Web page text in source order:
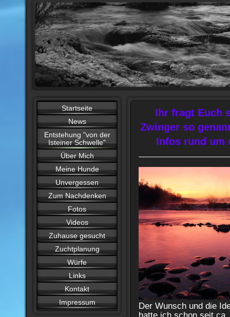
Startseite
News
Entstehung "von der
Isteiner Schwelle"
Über Mich
Meine Hunde
Unvergessen
Zum Nachdenken
Fotos
Videos
Zuhause gesucht
Zuchtplanung
Würfe
Links
Kontakt
Impressum
Ihr fragt Euch
Zwinger so
Infos rund um
Der Wunsch und die